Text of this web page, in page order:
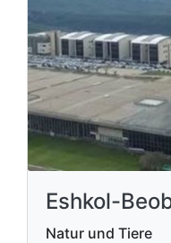
Eshkol-
Natur und Tiere